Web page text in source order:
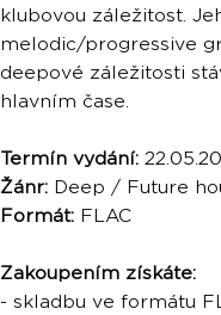
klubovou záležitost.
melodic/progressive
deepové záležitosti
hlavním čase.
Termín vydání:
Žánr: Deep / Future
Formát: FLAC
Zakoupením získáte:
- skladbu ve formátu